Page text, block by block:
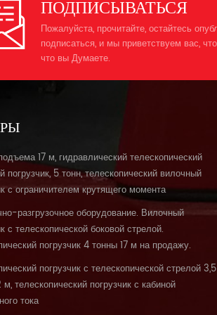
ПОДПИСЫВАТЬСЯ
Пожалуйста, прочитайте, остайтесь
подписаться, и мы приветствуем вас,
что вы Думаете.
17 м, гидравлический телескопический
погрузчик, 5 тонн, телескопический вилочный
с ограничителем крутящего момента
разгрузочное оборудование. Вилочный
с телескопической боковой стрелой.
погрузчик 4 тонны 17 м на продажу.
погрузчик с телескопической стрелой 3,5
м, телескопический погрузчик с кабиной
тока